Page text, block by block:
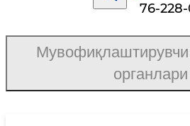
76-
органлари